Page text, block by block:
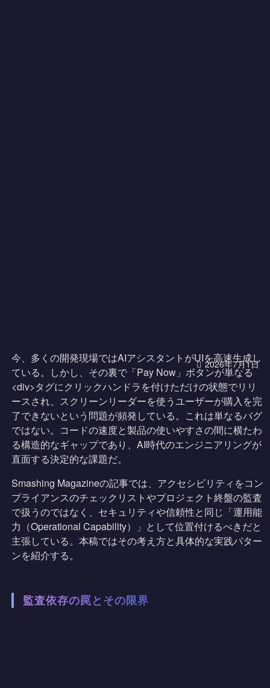
2026年7月1日
今、多くの開発現場ではAIアシスタントがUIを高速生成し
ている。しかし、その裏で「Pay Now」ボタンが単なる
<div>タグにクリックハンドラを付けただけの状態でリリ
ースされ、スクリーンリーダーを使うユーザーが購入を完
了できないという問題が頻発している。これは単なるバグ
ではない。コードの速度と製品の使いやすさの間に横たわ
る構造的なギャップであり、AI時代のエンジニアリングが
直面する決定的な課題だ。
Smashing Magazineの記事では、アクセシビリティをコン
プライアンスのチェックリストやプロジェクト終盤の監査
で扱うのではなく、セキュリティや信頼性と同じ「運用能
力（Operational Capability）」として位置付けるべきだと
主張している。本稿ではその考え方と具体的な実践パター
ンを紹介する。
監査依存の罠とその限界